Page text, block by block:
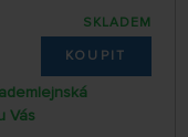
SKLADEM
KOUPIT
Vás